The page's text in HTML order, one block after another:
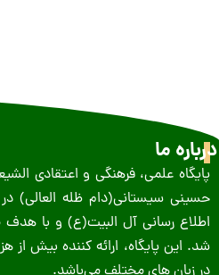
درباره ما
پایگاه علمی، فرهنگی و اعتقادی
اطلاع رسانی آل البیت(ع) و با هدف
شد. این پایگاه، ارائه کننده بیش